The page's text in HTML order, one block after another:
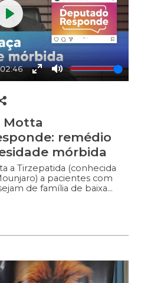
02:46
EnterMute
Play
Motta
remédio
mórbida
a Tirzepatida (conhecida
a pacientes com
de família de baixa
um projeto de lei em
proposta, deputado
#DeputadoResponde